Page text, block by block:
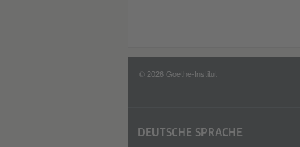
© 2026 Goethe-Institut
DEUTSCHE SPRACHE